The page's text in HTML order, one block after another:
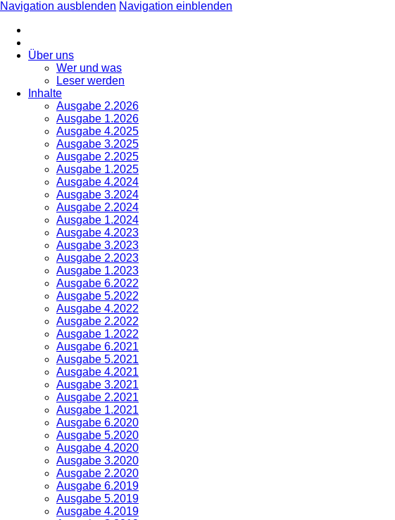
Navigation ausblenden Navigation einblenden
Über uns
Wer und was
Leser werden
Inhalte
Ausgabe 2.2026
Ausgabe 1.2026
Ausgabe 4.2025
Ausgabe 3.2025
Ausgabe 2.2025
Ausgabe 1.2025
Ausgabe 4.2024
Ausgabe 3.2024
Ausgabe 2.2024
Ausgabe 1.2024
Ausgabe 4.2023
Ausgabe 3.2023
Ausgabe 2.2023
Ausgabe 1.2023
Ausgabe 6.2022
Ausgabe 5.2022
Ausgabe 4.2022
Ausgabe 2.2022
Ausgabe 1.2022
Ausgabe 6.2021
Ausgabe 5.2021
Ausgabe 4.2021
Ausgabe 3.2021
Ausgabe 2.2021
Ausgabe 1.2021
Ausgabe 6.2020
Ausgabe 5.2020
Ausgabe 4.2020
Ausgabe 3.2020
Ausgabe 2.2020
Ausgabe 6.2019
Ausgabe 5.2019
Ausgabe 4.2019